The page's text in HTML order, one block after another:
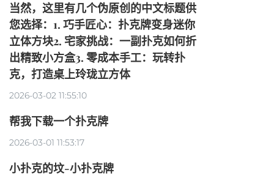
当然，这里有几个伪原创的中文标题供
您选择：1. 巧手匠心：扑克牌变身迷你
立体方块2. 宅家挑战：一副扑克如何折
出精致小方盒3. 零成本手工：玩转扑
克，打造桌上玲珑立方体
2026-03-02 11:55:10
帮我下载一个扑克牌
2026-03-01 11:53:17
小扑克的坟-小扑克牌